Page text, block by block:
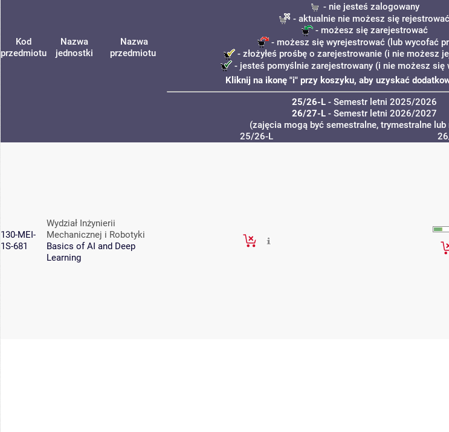
Kod
przedmiotu
Nazwa
jednostki
Nazwa
przedmiotu
- nie jesteś zalogowany
- aktualnie nie możesz się rejestrować
- możesz się zarejestrować
- możesz się wyrejestrować (lub wycofać
- złożyłeś prośbę o zarejestrowanie (i nie możesz
- jesteś pomyślnie zarejestrowany (i nie możesz się
Kliknij na ikonę "i" przy koszyku, aby uzyskać
25/26-L - Semestr letni 2025/2026
26/27-L - Semestr letni 2026/2027
(zajęcia mogą być semestralne, trymestralne lub
25/26-L
130-MEI-
1S-681
Wydział Inżynierii
Mechanicznej i Robotyki
Basics of AI and Deep
Learning